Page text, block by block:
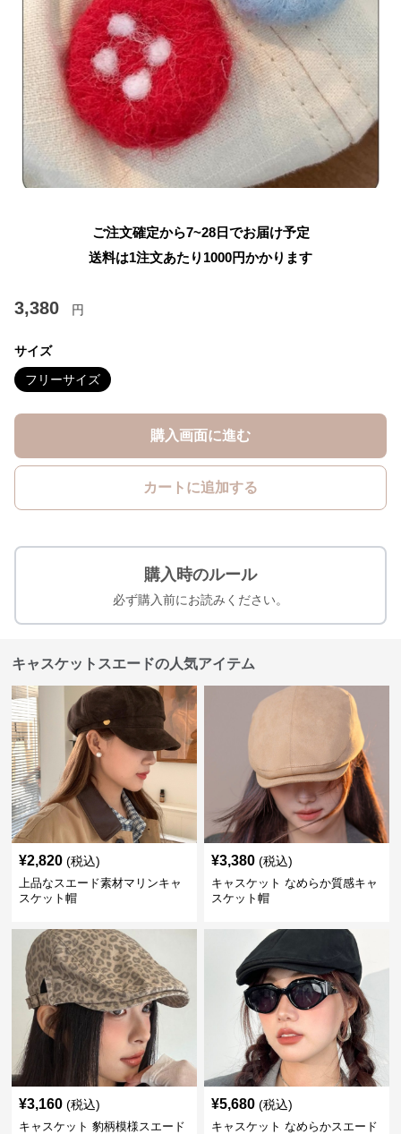
ご注文確定から7~28日でお届け予定
送料は1注文あたり 1000円かかります
3,380 円
サイズ
フリーサイズ
購入画面に進む
カートに追加する
購入時のルール
必ず購入前にお読みください。
キャスケットスエードの人気アイテム
¥2,820 (税込)
上品なスエード素材マリンキャ
スケット帽
¥3,380 (税込)
キャスケット なめらか質感キャ
スケット帽
¥3,160 (税込)
キャスケット 豹柄模様スエード
¥5,680 (税込)
キャスケット なめらかスエード